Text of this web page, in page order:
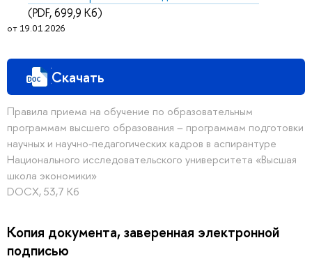
(PDF, 699,9 Кб)
от 19.01.2026
Скачать
Правила приема на обучение по образовательным
программам высшего образования – программам подготовки
научных и научно-педагогических кадров в аспирантуре
Национального исследовательского университета «Высшая
школа экономики»
DOCX, 53,7 Кб
Копия документа, заверенная электронной
подписью